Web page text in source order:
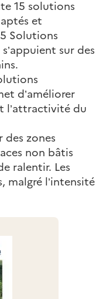
15 solutions
et
Solutions
sur des
d’améliorer
l’attractivité du
des zones
non bâtis
ralentir. Les
malgré l’intensité